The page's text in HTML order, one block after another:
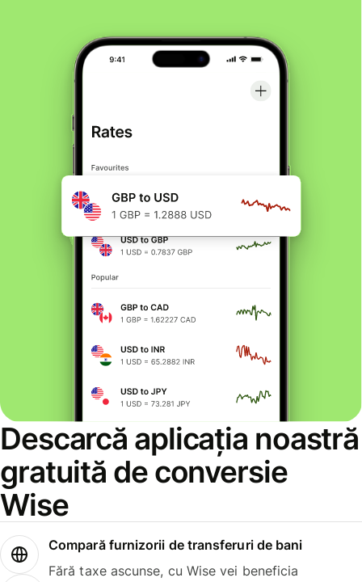
Descarcă aplicația noastră
gratuită de conversie
Wise
Compară furnizorii de transferuri de bani
Fără taxe ascunse, cu Wise vei beneficia